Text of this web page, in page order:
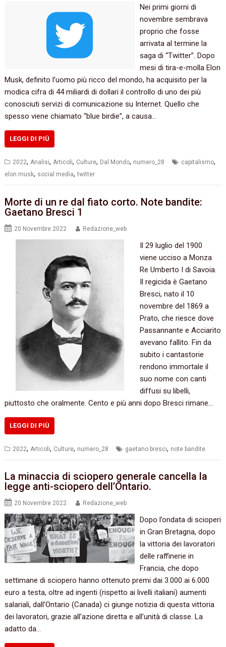
Nei primi giorni di
novembre sembrava
proprio che fosse
arrivata al termine la
saga di “Twitter”. Dopo
mesi di tira-e-molla Elon
Musk, definito l’uomo più ricco del mondo, ha acquisito per la
modica cifra di 44 miliardi di dollari il controllo di uno dei più
conosciuti servizi di comunicazione su Internet. Quello che
spesso viene chiamato “blue birdie”, a causa…
LEGGI DI PIÙ
2022,Analisi,Articoli, Culture, Dal Mondo, numero_28 capitalismo,
elon musk, social media,twitter
Morte di un re dal fiato corto. Note bandite:
Gaetano Bresci 1
20 Novembre 2022 Redazione_web
Il 29 luglio del 1900
viene ucciso a Monza
Re Umberto I di Savoia.
Il regicida è Gaetano
Bresci, nato il 10
novembre del 1869 a
Prato, che riesce dove
Passannante e Acciarito
avevano fallito. Fin da
subito i cantastorie
rendono immortale il
suo nome con canti
diffusi su libelli,
piuttosto che oralmente. Cento e più anni dopo Bresci rimane…
LEGGI DI PIÙ
2022, Articoli, Culture, numero_28 gaetano bresci, note bandite
La minaccia di sciopero generale cancella la
legge anti-sciopero dell’Ontario.
20 Novembre 2022 Redazione_web
Dopo l’ondata di scioperi
in Gran Bretagna, dopo
la vittoria dei lavoratori
delle raffinerie in
Francia, che dopo
settimane di sciopero hanno ottenuto premi dai 3.000 ai 6.000
euro a testa, oltre ad ingenti (rispetto ai livelli italiani) aumenti
salariali, dall’Ontario (Canada) ci giunge notizia di questa vittoria
dei lavoratori, grazie all’azione diretta e all’unità di classe. La
adatto da…